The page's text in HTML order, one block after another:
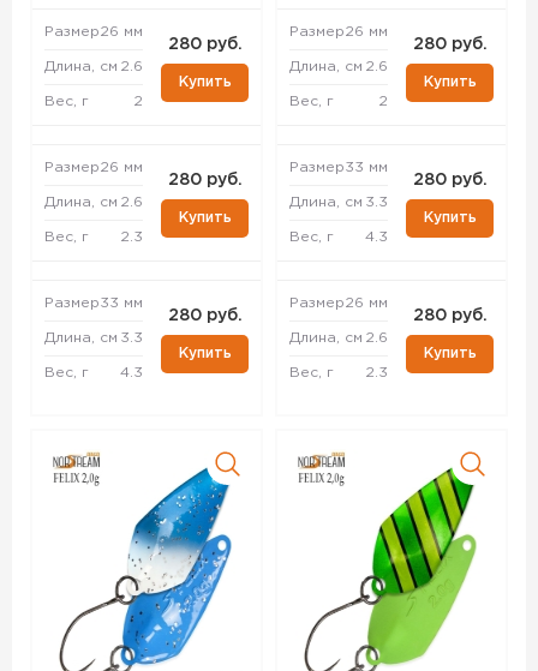
Размер26 мм
Длина, см 2.6
Вес, г 2
280 руб.
Купить
Размер26 мм
Длина, см 2.6
Вес, г 2.3
280 руб.
Купить
Размер33 мм
Длина, см 3.3
Вес, г 4.3
280 руб.
Купить
Размер26 мм
Длина, см 2.6
Вес, г 2
280 руб.
Купить
Размер33 мм
Длина, см 3.3
Вес, г 4.3
280 руб.
Купить
Размер26 мм
Длина, см 2.6
Вес, г 2.3
280 руб.
Купить